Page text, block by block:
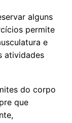
alguns
permite
e
atividades
do corpo
que